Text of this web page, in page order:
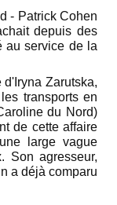
- Patrick Cohen
depuis des
au service de la
d'Iryna Zarutska,
transports en
du Nord)
de cette affaire
large vague
Son agresseur,
a déjà comparu